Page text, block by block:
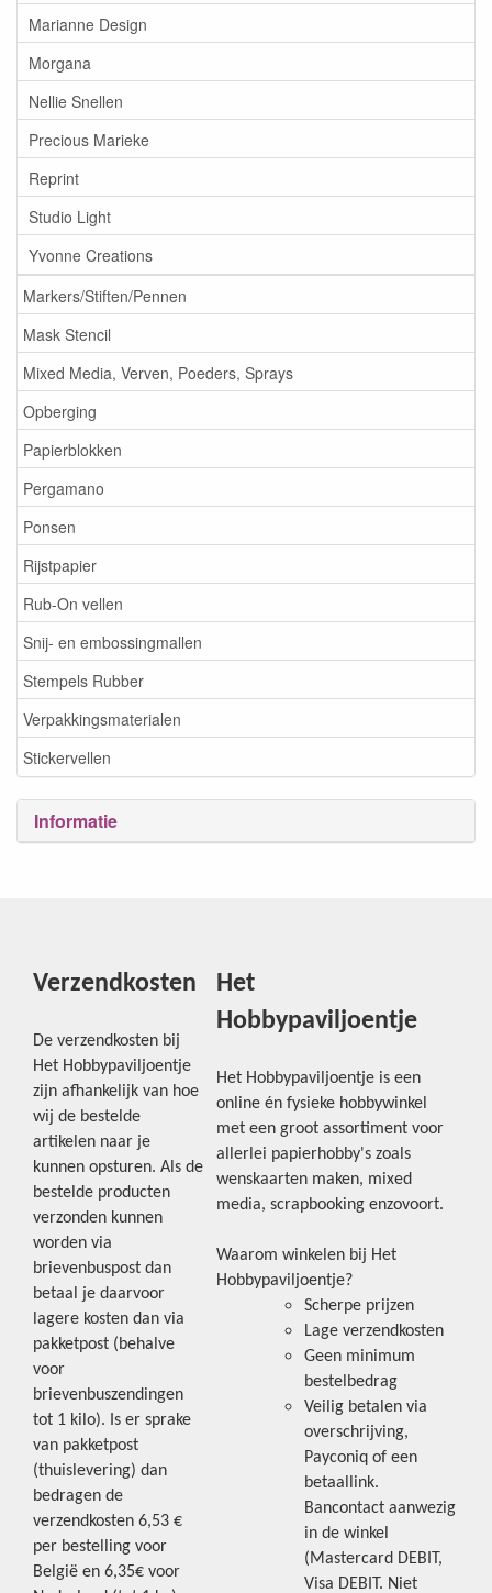
Marianne Design
Morgana
Nellie Snellen
Precious Marieke
Reprint
Studio Light
Yvonne Creations
Markers/Stiften/Pennen
Mask Stencil
Mixed Media, Verven, Poeders, Sprays
Opberging
Papierblokken
Pergamano
Ponsen
Rijstpapier
Rub-On vellen
Snij- en embossingmallen
Stempels Rubber
Verpakkingsmaterialen
Stickervellen
Informatie
Verzendkosten
De verzendkosten bij
Het Hobbypaviljoentje
zijn afhankelijk van hoe
wij de bestelde
artikelen naar je
kunnen opsturen. Als de
bestelde producten
verzonden kunnen
worden via
brievenbuspost dan
betaal je daarvoor
lagere kosten dan via
pakketpost (behalve
voor
brievenbuszendingen
tot 1 kilo). Is er sprake
van pakketpost
(thuislevering) dan
bedragen de
verzendkosten 6,53 €
per bestelling voor
België en 6,35€ voor
Het
Hobbypaviljoentje
Het Hobbypaviljoentje is een
online én fysieke hobbywinkel
met een groot assortiment voor
allerlei papierhobby's zoals
wenskaarten maken, mixed
media, scrapbooking enzovoort.
Waarom winkelen bij Het
Hobbypaviljoentje?
Scherpe prijzen
Lage verzendkosten
Geen minimum
bestelbedrag
Veilig betalen via
overschrijving,
Payconiq of een
betaallink.
Bancontact aanwezig
in de winkel
(Mastercard DEBIT,
Visa DEBIT. Niet